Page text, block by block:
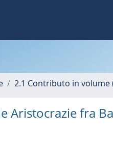
2.1 Contributo in volume
Aristocrazie fra